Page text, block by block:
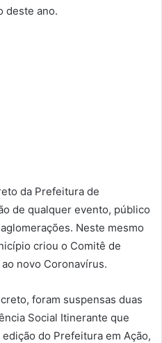
deste ano.
da Prefeitura de
de qualquer evento, público
Neste mesmo
criou o Comitê de
novo Coronavírus.
foram suspensas duas
Social Itinerante que
do Prefeitura em Ação,